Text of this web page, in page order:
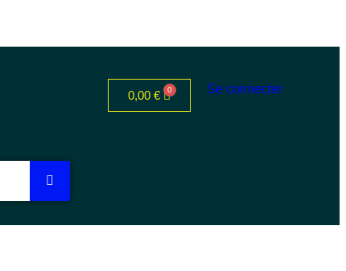
0,00 € Se connecter